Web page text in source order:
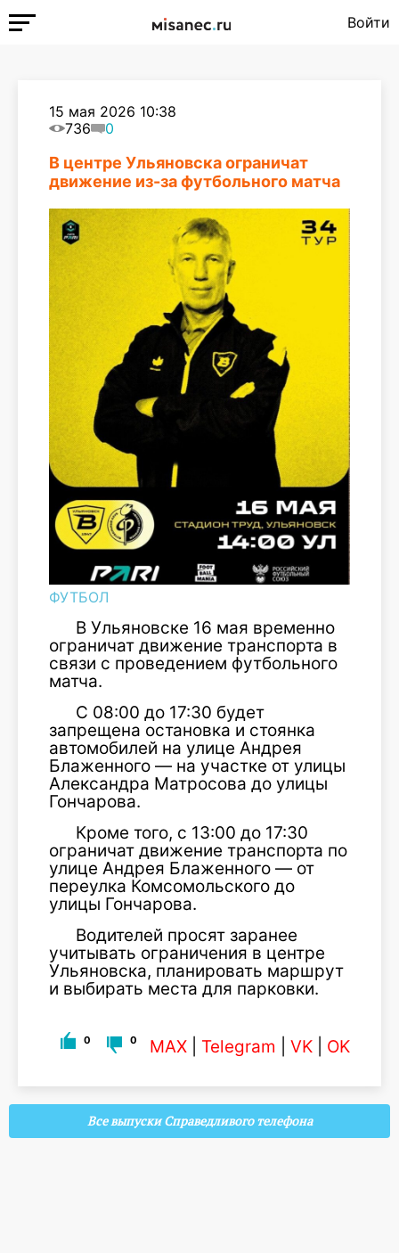
Войти
15 мая 2026 10:38
736
0
В центре Ульяновска ограничат
движение из-за футбольного матча
ФУТБОЛ
В Ульяновске 16 мая временно
ограничат движение транспорта в
связи с проведением футбольного
матча.
С 08:00 до 17:30 будет
запрещена остановка и стоянка
автомобилей на улице Андрея
Блаженного — на участке от улицы
Александра Матросова до улицы
Гончарова.
Кроме того, с 13:00 до 17:30
ограничат движение транспорта по
улице Андрея Блаженного — от
переулка Комсомольского до
улицы Гончарова.
Водителей просят заранее
учитывать ограничения в центре
Ульяновска, планировать маршрут
и выбирать места для парковки.
0 0 MAX Telegram VK OK
Все выпуски Справедливого телефона